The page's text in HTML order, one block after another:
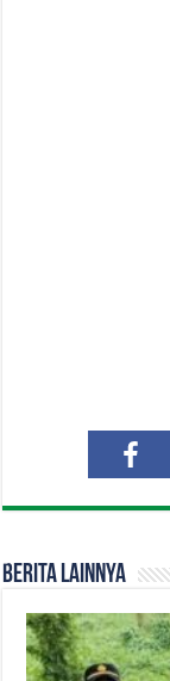
Berita Lainnya